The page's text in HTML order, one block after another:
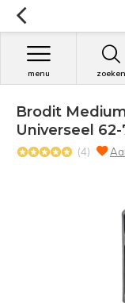
zoeken
menu
Brodit
Universeel
(4)